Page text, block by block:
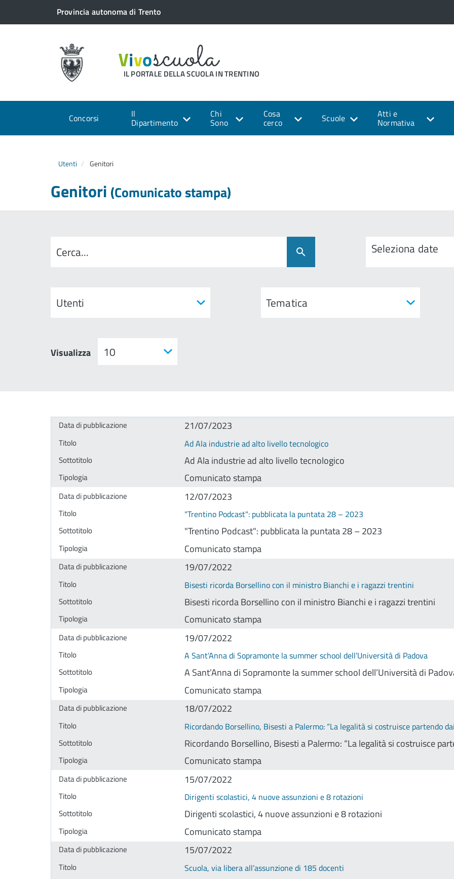
Provincia autonoma di Trento
IL PORTALE DELLA SCUOLA IN TRENTINO
Concorsi Il
Dipartimento
Chi
Sono
Cosa
cerco Scuole Atti e
Normativa
Utenti Genitori
Genitori (Comunicato stampa)
Seleziona date
Visualizza
21/07/2023
Ad Ala industrie ad alto livello tecnologico
Ad Ala industrie ad alto livello tecnologico
Comunicato stampa
12/07/2023
"Trentino Podcast": pubblicata la puntata 28 – 2023
"Trentino Podcast": pubblicata la puntata 28 – 2023
Comunicato stampa
19/07/2022
Bisesti ricorda Borsellino con il ministro Bianchi e i ragazzi trentini
Bisesti ricorda Borsellino con il ministro Bianchi e i ragazzi trentini
Comunicato stampa
19/07/2022
A Sant’Anna di Sopramonte la summer school dell’Università di Padova
A Sant’Anna di Sopramonte la summer school dell’Università di
Comunicato stampa
18/07/2022
Ricordando Borsellino, Bisesti a Palermo: “La legalità si costruisce partendo
Ricordando Borsellino, Bisesti a Palermo: “La legalità si costruisce
Comunicato stampa
15/07/2022
Dirigenti scolastici, 4 nuove assunzioni e 8 rotazioni
Dirigenti scolastici, 4 nuove assunzioni e 8 rotazioni
Comunicato stampa
15/07/2022
Scuola, via libera all’assunzione di 185 docenti